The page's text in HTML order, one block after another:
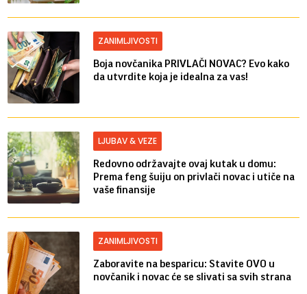
ZANIMLJIVOSTI
Boja novčanika PRIVLAČI NOVAC? Evo kako
da utvrdite koja je idealna za vas!
LJUBAV & VEZE
Redovno održavajte ovaj kutak u domu:
Prema feng šuiju on privlači novac i utiče na
vaše finansije
ZANIMLJIVOSTI
Zaboravite na besparicu: Stavite OVO u
novčanik i novac će se slivati sa svih strana